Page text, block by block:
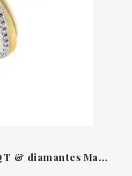
Pulsera multi-stand oro amarillo 18 QT & diamantes Masai Marco Bicego